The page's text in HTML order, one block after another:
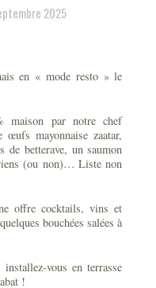
2025
en « mode resto » le
maison par notre chef
œufs mayonnaise zaatar,
de betterave, un saumon
(ou non)… Liste non
offre cocktails, vins et
bouchées salées à
vous en terrasse
!